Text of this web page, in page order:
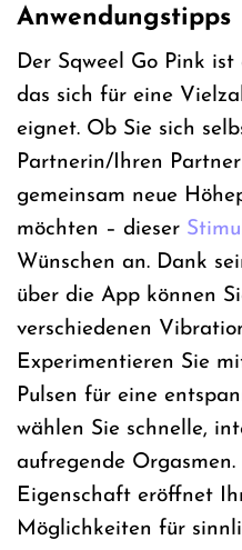
Anwendungstipps
Der Sqweel Go Pink
das sich für eine
eignet. Ob Sie sich
Partnerin/Ihren
gemeinsam neue
möchten – dieser
Wünschen an. Dank
über die App können
verschiedenen
Experimentieren Sie
Pulsen für eine
wählen Sie schnelle,
aufregende
Eigenschaft eröffnet
Möglichkeiten für